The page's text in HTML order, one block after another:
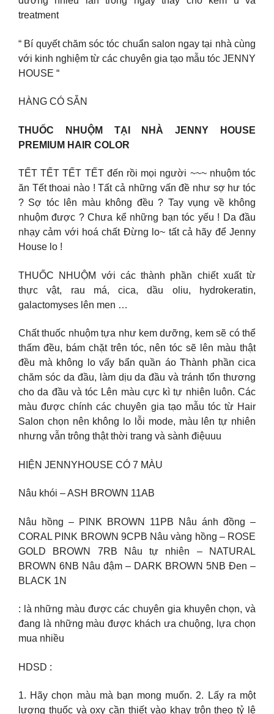
treatment
“ Bí quyết chăm sóc tóc chuẩn salon ngay tại nhà cùng
với kinh nghiệm từ các chuyên gia tạo mẫu tóc JENNY
HOUSE “
HÀNG CÓ SẴN
THUỐC NHUỘM TẠI NHÀ JENNY HOUSE
PREMIUM HAIR COLOR
TẾT TẾT TẾT TẾT đến rồi mọi người ~~~ nhuộm tóc
ăn Tết thoai nào ! Tất cả những vấn đề như sợ hư tóc
? Sợ tóc lên màu không đều ? Tay vụng về không
nhuộm được ? Chưa kể những bạn tóc yếu ! Da đầu
nhạy cảm với hoá chất Đừng lo~ tất cả hãy để Jenny
House lo !
THUỐC NHUỘM với các thành phần chiết xuất từ
thực vật, rau má, cica, dầu oliu, hydrokeratin,
galactomyses lên men …
Chất thuốc nhuộm tựa như kem dưỡng, kem sẽ có thể
thấm đều, bám chặt trên tóc, nên tóc sẽ lên màu thật
đều mà không lo vấy bẩn quần áo Thành phần cica
chăm sóc da đầu, làm dịu da đầu và tránh tổn thương
cho da đầu và tóc Lên màu cực kì tự nhiên luôn. Các
màu được chính các chuyên gia tạo mẫu tóc từ Hair
Salon chọn nên không lo lỗi mode, màu lên tự nhiên
nhưng vẫn trông thật thời trang và sành điệuuu
HIỆN JENNYHOUSE CÓ 7 MÀU
Nâu khói – ASH BROWN 11AB
Nâu hồng – PINK BROWN 11PB Nâu ánh đồng –
CORAL PINK BROWN 9CPB Nâu vàng hồng – ROSE
GOLD BROWN 7RB Nâu tự nhiên – NATURAL
BROWN 6NB Nâu đậm – DARK BROWN 5NB Đen –
BLACK 1N
: là những màu được các chuyên gia khuyên chọn, và
đang là những màu được khách ưa chuộng, lựa chọn
mua nhiều
HDSD :
1. Hãy chọn màu mà bạn mong muốn. 2. Lấy ra một
lượng thuốc và oxy cần thiết vào khay trộn theo tỷ lệ